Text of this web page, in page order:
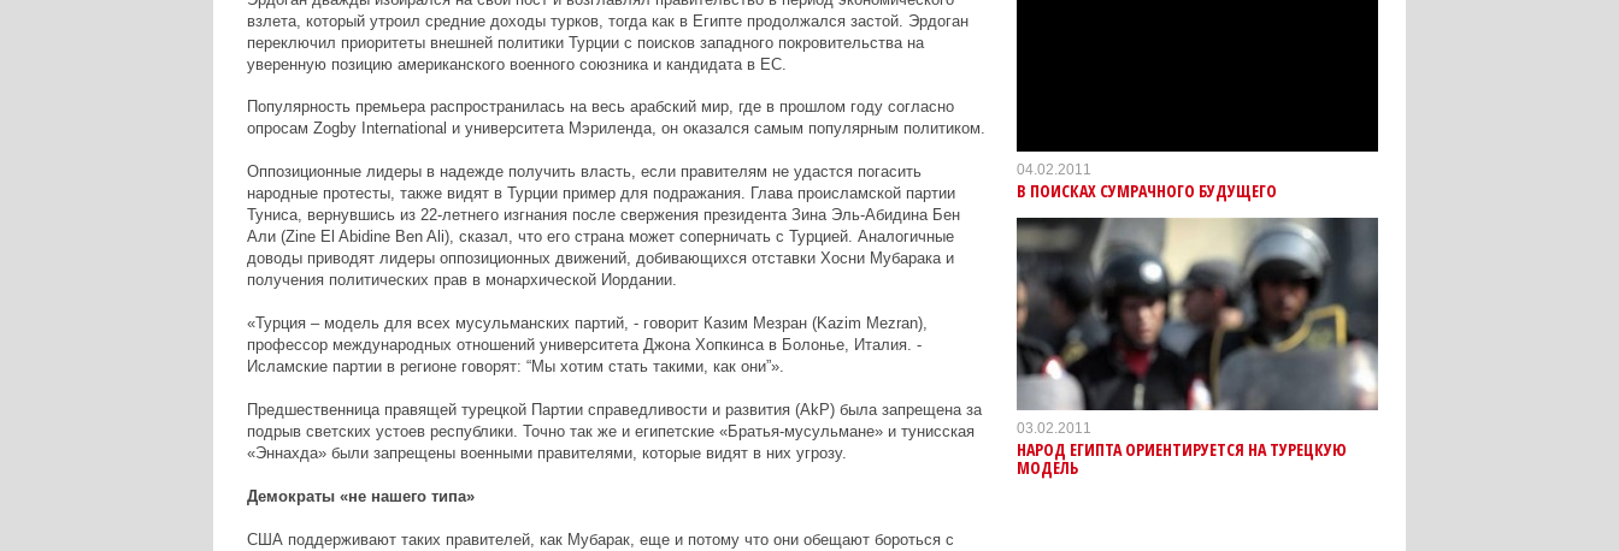
взлета, который утроил средние доходы турков, тогда как в Египте продолжался застой. Эрдоган
переключил приоритеты внешней политики Турции с поисков западного покровительства на
уверенную позицию американского военного союзника и кандидата в ЕС.
Популярность премьера распространилась на весь арабский мир, где в прошлом году согласно
опросам Zogby International и университета Мэриленда, он оказался самым популярным политиком.
Оппозиционные лидеры в надежде получить власть, если правителям не удастся погасить
народные протесты, также видят в Турции пример для подражания. Глава происламской партии
Туниса, вернувшись из 22-летнего изгнания после свержения президента Зина Эль-Абидина Бен
Али (Zine El Abidine Ben Ali), сказал, что его страна может соперничать с Турцией. Аналогичные
доводы приводят лидеры оппозиционных движений, добивающихся отставки Хосни Мубарака и
получения политических прав в монархической Иордании.
«Турция – модель для всех мусульманских партий, - говорит Казим Мезран (Kazim Mezran),
профессор международных отношений университета Джона Хопкинса в Болонье, Италия. -
Исламские партии в регионе говорят: “Мы хотим стать такими, как они”».
Предшественница правящей турецкой Партии справедливости и развития (AkP) была запрещена за
подрыв светских устоев республики. Точно так же и египетские «Братья-мусульмане» и тунисская
«Эннахда» были запрещены военными правителями, которые видят в них угрозу.
Демократы «не нашего типа»
США поддерживают таких правителей, как Мубарак, еще и потому что они обещают бороться с
04.02.2011
В ПОИСКАХ СУМРАЧНОГО БУДУЩЕГО
03.02.2011
НАРОД ЕГИПТА ОРИЕНТИРУЕТСЯ НА ТУРЕЦКУЮ
МОДЕЛЬ